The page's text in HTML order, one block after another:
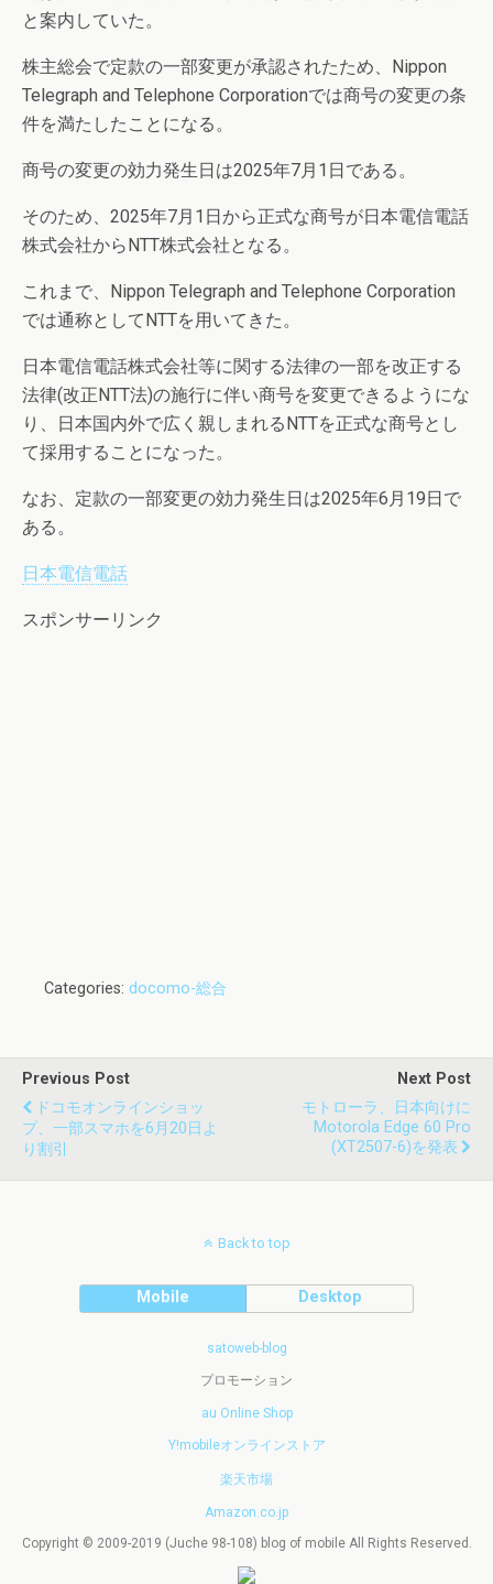
と案内していた。
株主総会で定款の一部変更が承認されたため、Nippon
Telegraph and Telephone Corporationでは商号の変更の条
件を満たしたことになる。
商号の変更の効力発生日は2025年7月1日である。
そのため、2025年7月1日から正式な商号が日本電信電話
株式会社からNTT株式会社となる。
これまで、Nippon Telegraph and Telephone Corporation
では通称としてNTTを用いてきた。
日本電信電話株式会社等に関する法律の一部を改正する
法律(改正NTT法)の施行に伴い商号を変更できるようにな
り、日本国内外で広く親しまれるNTTを正式な商号とし
て採用することになった。
なお、定款の一部変更の効力発生日は2025年6月19日で
ある。
日本電信電話
スポンサーリンク
Categories: docomo-総合
Previous Post
ドコモオンラインショッ
プ、一部スマホを6月20日よ
り割引
Next Post
モトローラ、日本向けに
Motorola Edge 60 Pro
(XT2507-6)を発表
Back to top
Mobile Desktop
satoweb-blog
プロモーション
au Online Shop
Y!mobileオンラインストア
楽天市場
Amazon.co.jp
Copyright © 2009-2019 (Juche 98-108) blog of mobile All Rights Reserved.